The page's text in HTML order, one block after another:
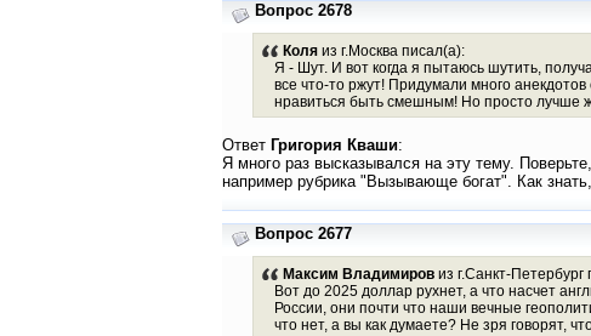
Вопрос 2678
Коляиз г.Москва писал(а):
Я - Шут. И вот когда я пытаюсь шутить,
все что-то ржут! Придумали много
нравиться быть смешным! Но просто лучше
Ответ Григория Кваши:
Я много раз высказывался на эту тему.
например рубрика "Вызывающе богат". Как
Вопрос 2677
Максим Владимировиз г.Санкт-Петербург
Вот до 2025 доллар рухнет, а что насчет
России, они почти что наши вечные
что нет, а вы как думаете? Не зря говорят,